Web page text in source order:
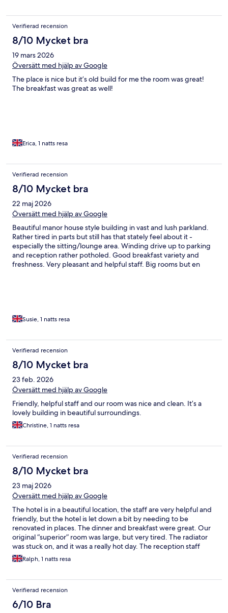
Verifierad recension
8/10 Mycket bra
19 mars 2026
Översätt med hjälp av Google
The place is nice but it’s old build for me the room was great!
The breakfast was great as well!
Erica, 1 natts resa
Verifierad recension
8/10 Mycket bra
22 maj 2026
Översätt med hjälp av Google
Beautiful manor house style building in vast and lush parkland.
Rather tired in parts but still has that stately feel about it -
especially the sitting/lounge area. Winding drive up to parking
and reception rather potholed. Good breakfast variety and
freshness. Very pleasant and helpful staff. Big rooms but en
Susie, 1 natts resa
Verifierad recension
8/10 Mycket bra
23 feb. 2026
Översätt med hjälp av Google
Friendly, helpful staff and our room was nice and clean. It’s a
lovely building in beautiful surroundings.
Christine, 1 natts resa
Verifierad recension
8/10 Mycket bra
23 maj 2026
Översätt med hjälp av Google
The hotel is in a beautiful location, the staff are very helpful and
friendly, but the hotel is let down a bit by needing to be
renovated in places. The dinner and breakfast were great. Our
original “superior” room was large, but very tired. The radiator
was stuck on, and it was a really hot day. The reception staff
promptly moved us to what was actually a better more modern
room and thoughtfully compensated us. The hotel could be a
decor and upkeep of the place.
Ralph, 1 natts resa
Verifierad recension
6/10 Bra